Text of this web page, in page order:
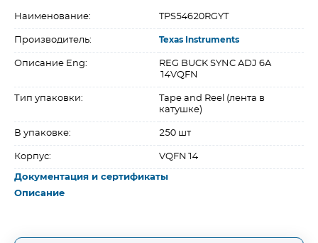
Наименование: TPS54620RGYT
Производитель: Texas Instruments
Описание Eng:
REG BUCK SYNC ADJ 6A
14VQFN
Тип упаковки:
Tape and Reel (лента в
катушке)
В упаковке: 250 шт
Корпус: VQFN14
Документация и сертификаты
Описание